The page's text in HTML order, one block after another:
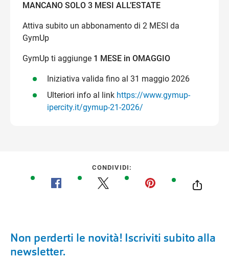
MANCANO SOLO 3 MESI ALL’ESTATE
Attiva subito un abbonamento di 2 MESI da
GymUp
GymUp ti aggiunge 1 MESE in OMAGGIO
Iniziativa valida fino al 31 maggio 2026
Ulteriori info al link https://www.gymup-
ipercity.it/gymup-21-2026/
CONDIVIDI:
Non perderti le novità! Iscriviti subito alla
newsletter.